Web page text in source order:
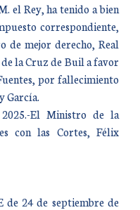
el Rey, ha tenido a bien
correspondiente,
de mejor derecho, Real
la Cruz de Buil a favor
por fallecimiento
García.
El Ministro de la
con las Cortes, Félix
24 de septiembre de